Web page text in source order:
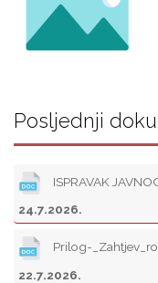
Posljednji
ISPRAVAK
24.7.2026.
Prilog-
22.7.2026.